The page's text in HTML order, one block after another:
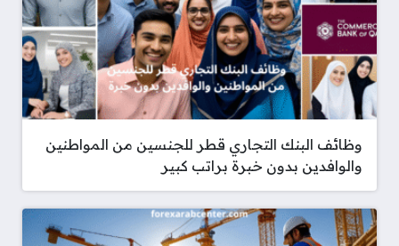
وظائف البنك التجاري قطر للجنسين من المواطنين
والوافدين بدون خبرة براتب كبير